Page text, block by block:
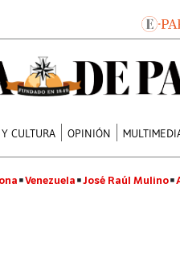
CULTURA OPINIÓN
Venezuela José Raúl Mulino